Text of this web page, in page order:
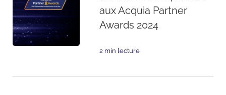
aux Acquia Partner
Awards 2024
2 min lecture